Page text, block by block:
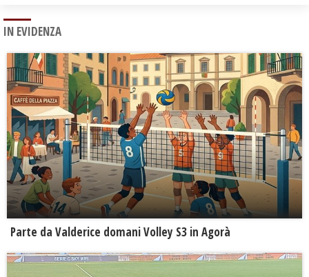
IN EVIDENZA
Parte da Valderice domani Volley S3 in Agorà